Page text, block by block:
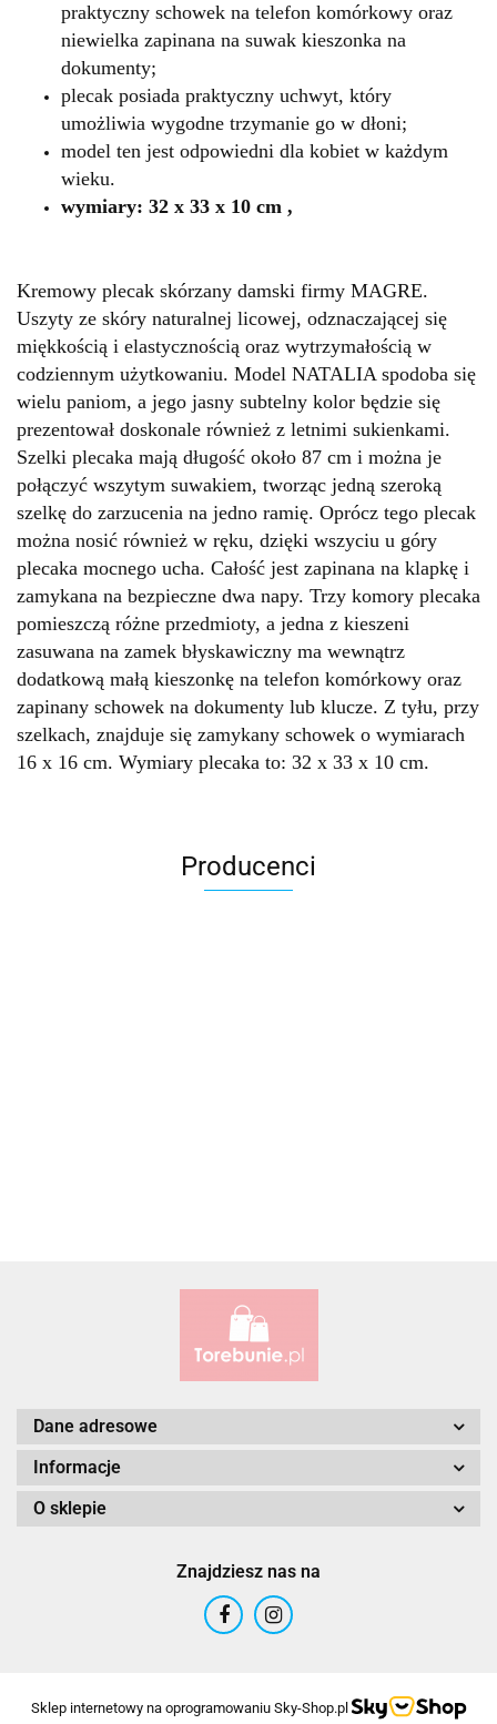
praktyczny schowek na telefon komórkowy oraz
niewielka zapinana na suwak kieszonka na
dokumenty;
plecak posiada praktyczny uchwyt, który
umożliwia wygodne trzymanie go w dłoni;
model ten jest odpowiedni dla kobiet w każdym
wieku.
wymiary: 32 x 33 x 10 cm ,
Kremowy plecak skórzany damski firmy MAGRE.
Uszyty ze skóry naturalnej licowej, odznaczającej się
miękkością i elastycznością oraz wytrzymałością w
codziennym użytkowaniu. Model NATALIA spodoba się
wielu paniom, a jego jasny subtelny kolor będzie się
prezentował doskonale również z letnimi sukienkami.
Szelki plecaka mają długość około 87 cm i można je
połączyć wszytym suwakiem, tworząc jedną szeroką
szelkę do zarzucenia na jedno ramię. Oprócz tego plecak
można nosić również w ręku, dzięki wszyciu u góry
plecaka mocnego ucha. Całość jest zapinana na klapkę i
zamykana na bezpieczne dwa napy. Trzy komory plecaka
pomieszczą różne przedmioty, a jedna z kieszeni
zasuwana na zamek błyskawiczny ma wewnątrz
dodatkową małą kieszonkę na telefon komórkowy oraz
zapinany schowek na dokumenty lub klucze. Z tyłu, przy
szelkach, znajduje się zamykany schowek o wymiarach
16 x 16 cm. Wymiary plecaka to: 32 x 33 x 10 cm.
Producenci
Alessandro Paoli
Dane adresowe
Informacje
O sklepie
Znajdziesz nas na
Sklep internetowy na oprogramowaniu Sky-Shop.pl